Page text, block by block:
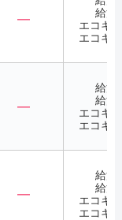
―
給湯
エコキ
エコキ
―
給湯
給湯
エコキ
エコキ
―
給湯
給湯
エコキ
エコキ